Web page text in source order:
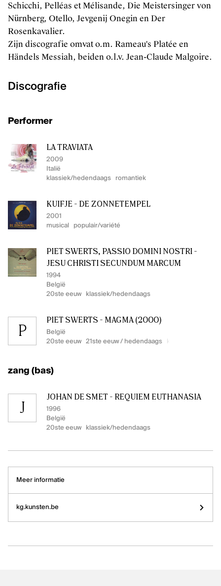
Schicchi, Pelléas et Mélisande, Die Meistersinger von
Nürnberg, Otello, Jevgenij Onegin en Der
Rosenkavalier.
Zijn discografie omvat o.m. Rameau's Platée en
Händels Messiah, beiden o.l.v. Jean-Claude Malgoire.
Discografie
Performer
LA TRAVIATA
2009
Italië
klassiek/hedendaags
romantiek
KUIFJE - DE ZONNETEMPEL
2001
musical
populair/variété
PIET SWERTS, PASSIO DOMINI NOSTRI -
JESU CHRISTI SECUNDUM MARCUM
1994
België
20ste eeuw
klassiek/hedendaags
P
PIET SWERTS - MAGMA (2000)
België
20ste eeuw
21ste eeuw / hedendaags
zang (bas)
J
JOHAN DE SMET - REQUIEM EUTHANASIA
1996
België
20ste eeuw
klassiek/hedendaags
Meer informatie
kg.kunsten.be